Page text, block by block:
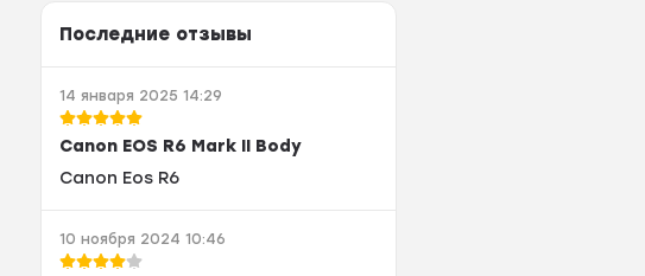
Последние отзывы
14 января 2025 14:29
Canon EOS R6 Mark II Body
Canon Eos R6
10 ноября 2024 10:46